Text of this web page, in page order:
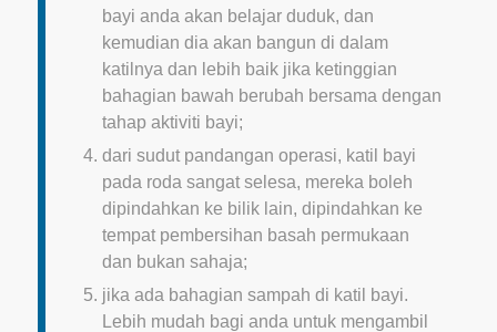
bayi anda akan belajar duduk, dan
kemudian dia akan bangun di dalam
katilnya dan lebih baik jika ketinggian
bahagian bawah berubah bersama dengan
tahap aktiviti bayi;
dari sudut pandangan operasi, katil bayi
pada roda sangat selesa, mereka boleh
dipindahkan ke bilik lain, dipindahkan ke
tempat pembersihan basah permukaan
dan bukan sahaja;
jika ada bahagian sampah di katil bayi.
Lebih mudah bagi anda untuk mengambil